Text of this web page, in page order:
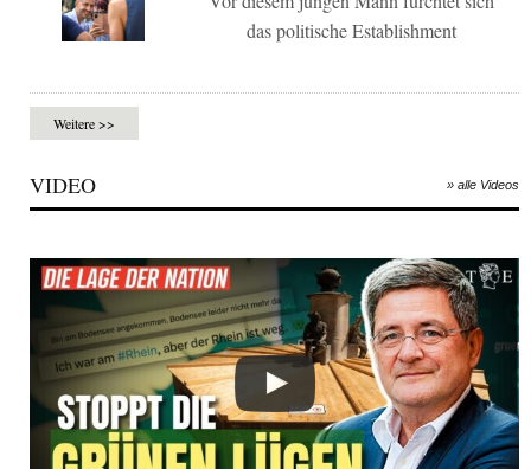
das politische Establishment
Weitere >>
VIDEO » alle Videos